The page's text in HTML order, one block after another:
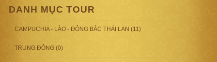
DANH MỤC TOUR
CAMPUCHIA - LÀO - ĐÔNG BẮC THÁI LAN (11)
TRUNG ĐÔNG (0)